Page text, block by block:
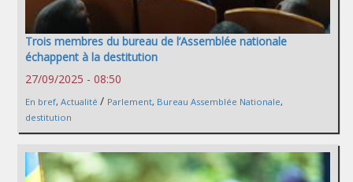
Trois membres du bureau de l’Assemblée nationale
échappent à la destitution
27/09/2025 - 08:50
En bref, Actualité / Parlement, Bureau Assemblée Nationale,
destitution